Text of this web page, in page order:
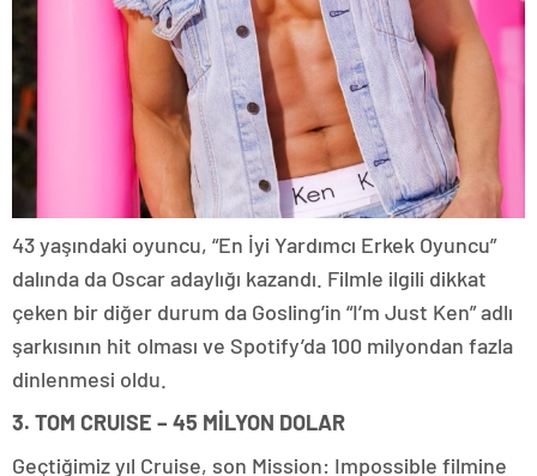
43 yaşındaki oyuncu, “En İyi Yardımcı Erkek Oyuncu”
dalında da Oscar adaylığı kazandı. Filmle ilgili dikkat
çeken bir diğer durum da Gosling’in “I’m Just Ken” adlı
şarkısının hit olması ve Spotify’da 100 milyondan fazla
dinlenmesi oldu.
3. TOM CRUISE – 45 MİLYON DOLAR
Geçtiğimiz yıl Cruise, son Mission: Impossible filmine